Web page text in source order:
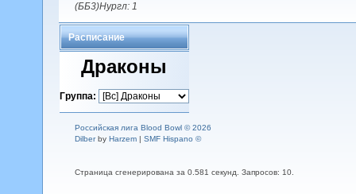
(ББ3)Нургл: 1
Расписание
Драконы
Группа:
Российская лига Blood Bowl © 2026
Dilberby Harzem| SMF Hispano ©
Страница сгенерирована за 0.581 секунд. Запросов: 10.